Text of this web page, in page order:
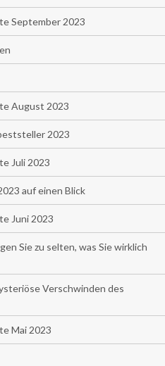
September 2023
August 2023
2023
Juli 2023
auf einen Blick
Juni 2023
Sie zu selten, was Sie wirklich
Verschwinden des
Mai 2023